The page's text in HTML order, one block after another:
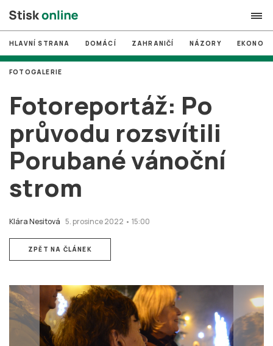
search
# MUNI
# Brno
# volby
login PŘIHLÁSIT SE
Zapomněli jste heslo?
HLAVNÍ STRANA DOMÁCÍ ZAHRANIČÍ NÁZORY
Fotoreportáž: Po
průvodu rozsvítili
Porubané vánoční
strom
Klára Nesitová 5. prosince 2022 • 15:00
FOTOGALERIE
ZPĚT NA ČLÁNEK